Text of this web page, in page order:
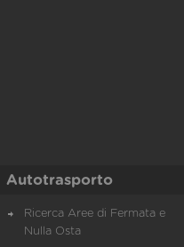
Autotrasporto
Ricerca Aree di Fermata e
Nulla Osta